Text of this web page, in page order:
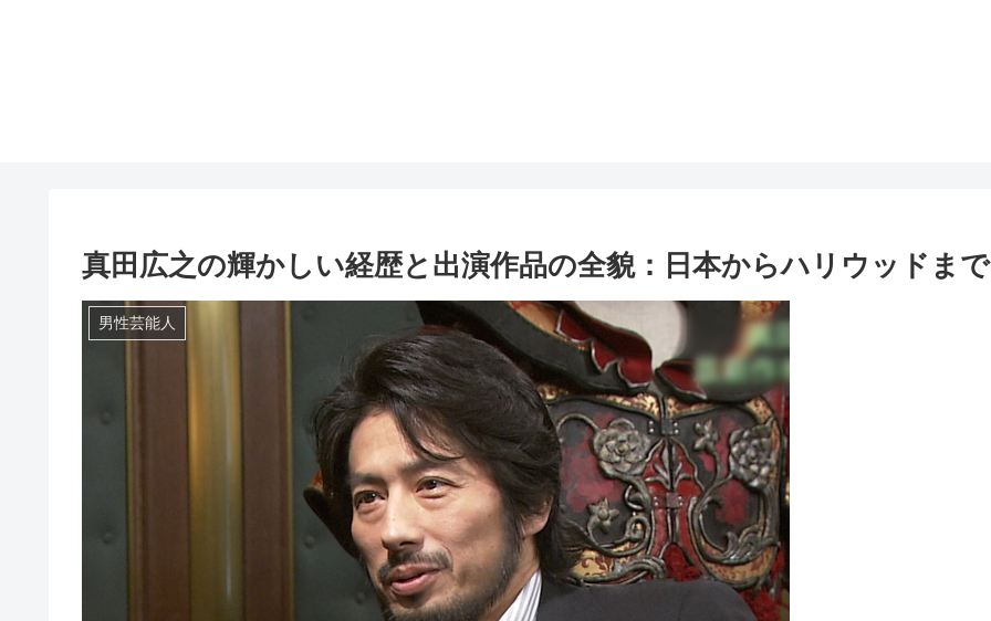
真田広之の輝かしい経歴と出演作品の全貌：日本からハリウッドま
男性芸能人